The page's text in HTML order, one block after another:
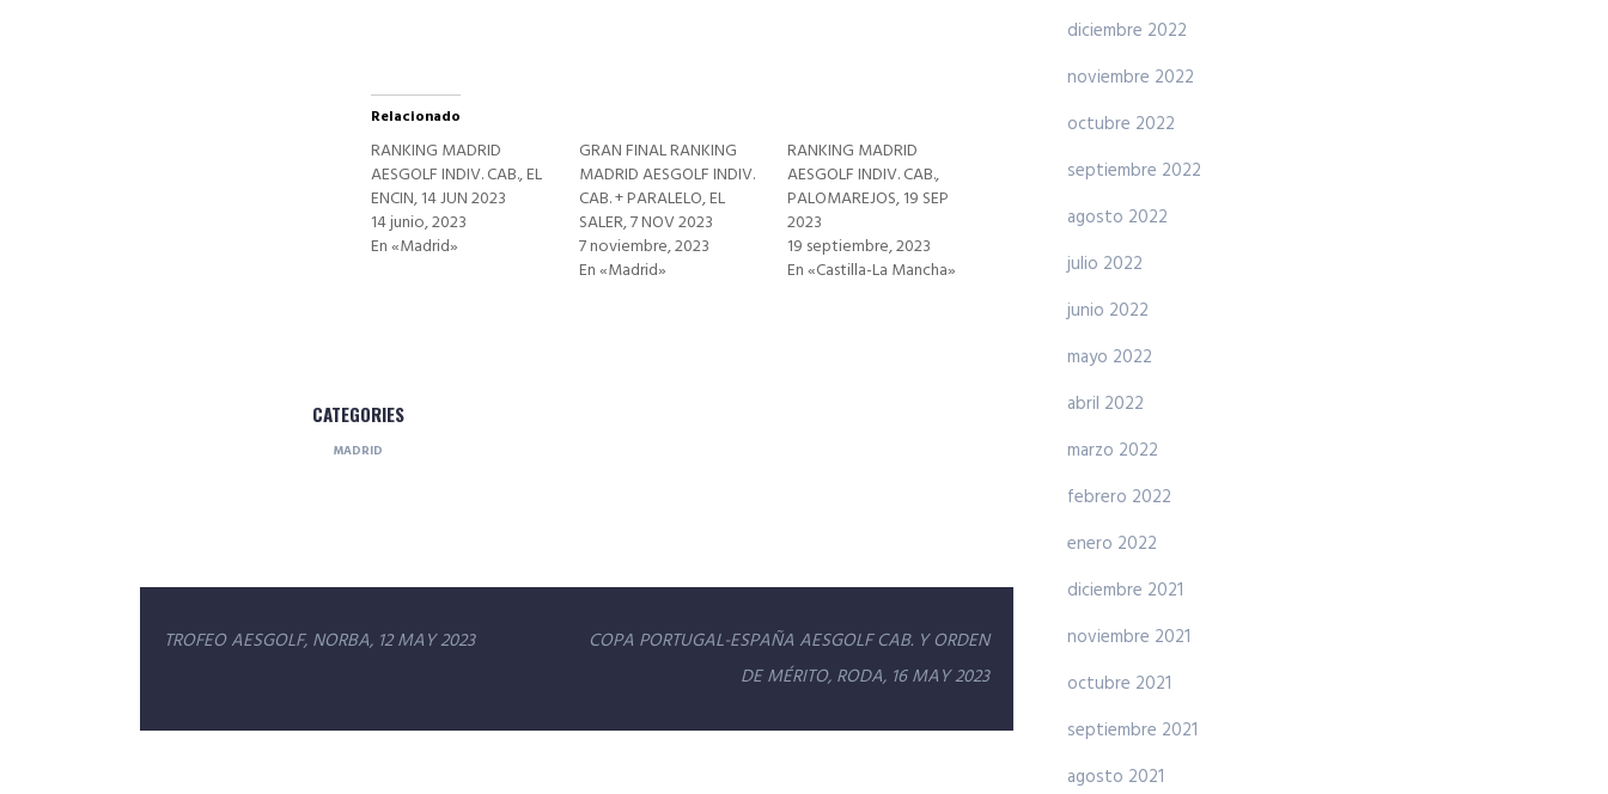
Relacionado
RANKING MADRID
AESGOLF INDIV. CAB., EL
ENCIN, 14 JUN 2023
14 junio, 2023
En «Madrid»
GRAN FINAL RANKING
MADRID AESGOLF INDIV.
CAB. + PARALELO, EL
SALER, 7 NOV 2023
7 noviembre, 2023
En «Madrid»
RANKING MADRID
AESGOLF INDIV. CAB.,
PALOMAREJOS, 19 SEP
2023
19 septiembre, 2023
En «Castilla-La Mancha»
CATEGORIES
MADRID
Navegación
entradas
TROFEO AESGOLF, NORBA, 12 MAY 2023
COPA PORTUGAL-ESPAÑA AESGOLF CAB. Y ORDEN
DE MÉRITO, RODA, 16 MAY 2023
diciembre 2022
noviembre 2022
octubre 2022
septiembre 2022
agosto 2022
julio 2022
junio 2022
mayo 2022
abril 2022
marzo 2022
febrero 2022
enero 2022
diciembre 2021
noviembre 2021
octubre 2021
septiembre 2021
agosto 2021